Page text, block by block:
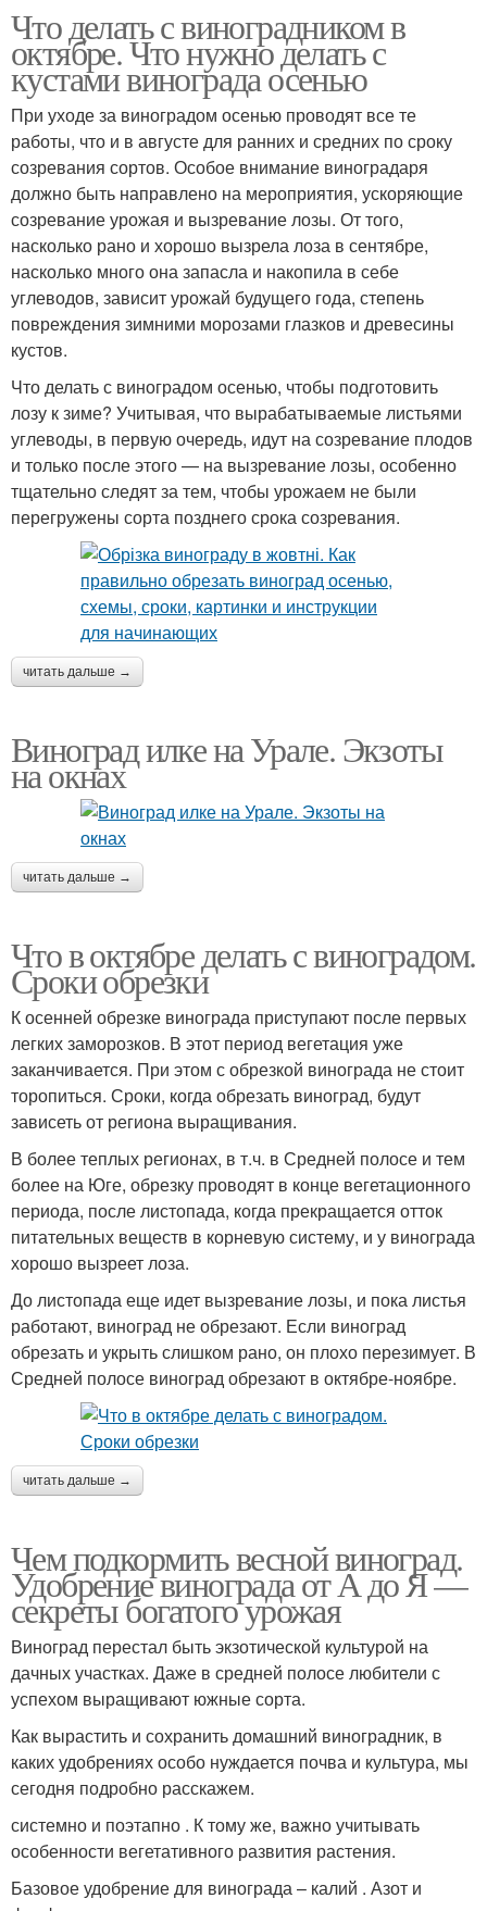
Что делать с виноградником в
октябре. Что нужно делать с
кустами винограда осенью
При уходе за виноградом осенью проводят все те
работы, что и в августе для ранних и средних по сроку
созревания сортов. Особое внимание виноградаря
должно быть направлено на мероприятия, ускоряющие
созревание урожая и вызревание лозы. От того,
насколько рано и хорошо вызрела лоза в сентябре,
насколько много она запасла и накопила в себе
углеводов, зависит урожай будущего года, степень
повреждения зимними морозами глазков и древесины
кустов.
Что делать с виноградом осенью, чтобы подготовить
лозу к зиме? Учитывая, что вырабатываемые листьями
углеводы, в первую очередь, идут на созревание плодов
и только после этого — на вызревание лозы, особенно
тщательно следят за тем, чтобы урожаем не были
перегружены сорта позднего срока созревания.
читать дальше →
Виноград илке на Урале. Экзоты
на окнах
читать дальше →
Что в октябре делать с виноградом.
Сроки обрезки
К осенней обрезке винограда приступают после первых
легких заморозков. В этот период вегетация уже
заканчивается. При этом с обрезкой винограда не стоит
торопиться. Сроки, когда обрезать виноград, будут
зависеть от региона выращивания.
В более теплых регионах, в т.ч. в Средней полосе и тем
более на Юге, обрезку проводят в конце вегетационного
периода, после листопада, когда прекращается отток
питательных веществ в корневую систему, и у винограда
хорошо вызреет лоза.
До листопада еще идет вызревание лозы, и пока листья
работают, виноград не обрезают. Если виноград
обрезать и укрыть слишком рано, он плохо перезимует. В
Средней полосе виноград обрезают в октябре-ноябре.
читать дальше →
Чем подкормить весной виноград.
Удобрение винограда от А до Я —
секреты богатого урожая
Виноград перестал быть экзотической культурой на
дачных участках. Даже в средней полосе любители с
успехом выращивают южные сорта.
Как вырастить и сохранить домашний виноградник, в
каких удобрениях особо нуждается почва и культура, мы
сегодня подробно расскажем.
системно и поэтапно . К тому же, важно учитывать
особенности вегетативного развития растения.
Базовое удобрение для винограда – калий . Азот и